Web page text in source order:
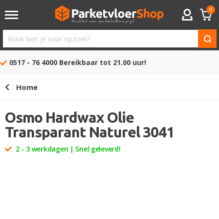
ACCOUNT
0
Waar
ben
opzoek?
0517 - 76 4000 Bereikbaar tot 21.00 uur!
Home
Osmo Hardwax Olie
Transparant Naturel 3041
2 - 3 werkdagen | Snel geleverd!